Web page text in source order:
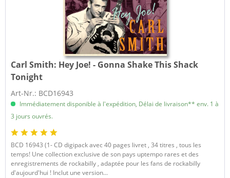
Carl Smith: Hey Joe! - Gonna Shake This Shack
Tonight
Art-Nr.: BCD16943
Immédiatement disponible à l'expédition, Délai de livraison** env. 1 à
3 jours ouvrés.
BCD 16943 (1- CD digipack avec 40 pages livret , 34 titres , tous les
temps! Une collection exclusive de son pays uptempo rares et des
enregistrements de rockabilly , adaptée pour les fans de rockabilly
d'aujourd'hui ! Inclut une version...